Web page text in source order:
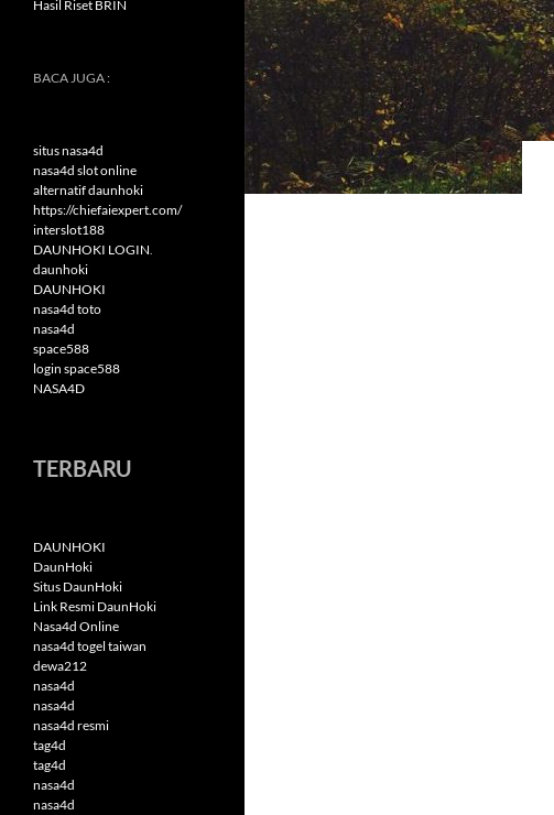
Hasil Riset BRIN
BACA JUGA :
situs nasa4d
nasa4d slot online
alternatif daunhoki
https://chiefaiexpert.com/
interslot188
DAUNHOKI LOGIN.
daunhoki
DAUNHOKI
nasa4d toto
nasa4d
space588
login space588
NASA4D
TERBARU
DAUNHOKI
DaunHoki
Situs DaunHoki
Link Resmi DaunHoki
Nasa4d Online
nasa4d togel taiwan
dewa212
nasa4d
nasa4d
nasa4d resmi
tag4d
tag4d
nasa4d
nasa4d